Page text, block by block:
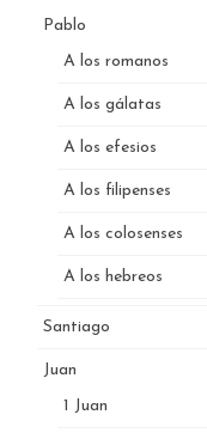
Pablo
A los romanos
A los gálatas
A los efesios
A los filipenses
A los colosenses
A los hebreos
Santiago
Juan
1 Juan